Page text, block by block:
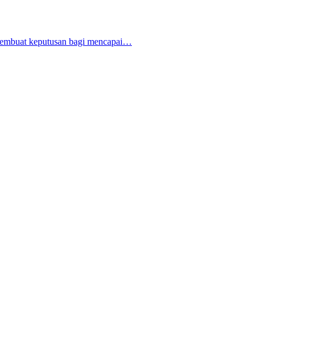
keputusan bagi mencapai…